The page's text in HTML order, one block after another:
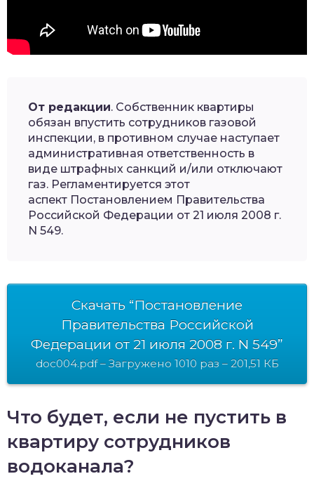
От редакции. Собственник квартиры
обязан впустить сотрудников газовой
инспекции, в противном случае наступает
административная ответственность в
виде штрафных санкций и/или отключают
газ. Регламентируется этот
аспект Постановлением Правительства
Российской Федерации от 21 июля 2008 г.
N 549.
Скачать “Постановление
Правительства Российской
Федерации от 21 июля 2008 г. N 549”
doc004.pdf – Загружено 1010 раз – 201,51 КБ
Что будет, если не пустить в
квартиру сотрудников
водоканала?